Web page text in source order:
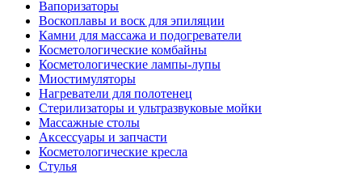
Вапоризаторы
Воскоплавы и воск для эпиляции
Камни для массажа и подогреватели
Косметологические комбайны
Косметологические лампы-лупы
Миостимуляторы
Нагреватели для полотенец
Стерилизаторы и ультразвуковые мойки
Массажные столы
Аксессуары и запчасти
Косметологические кресла
Стулья